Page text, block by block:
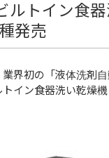
トイン食器
発売
界初の「液体洗剤
トイン食器洗い乾燥